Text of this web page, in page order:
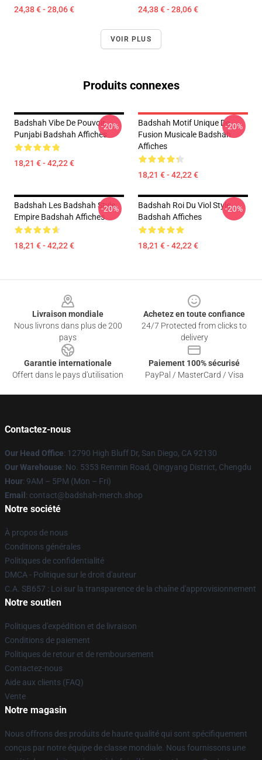
24,38 € - 28,06 € 24,38 € - 28,06 €
VOIR PLUS
Produits connexes
Badshah Vibe De Pouvoir
Punjabi Badshah Affiches
18,21 € - 42,22 €
-20%
Badshah Motif Unique De
Fusion Musicale Badshah
Affiches
18,21 € - 42,22 €
-20%
Badshah Les Badshah Style
Empire Badshah Affiches
18,21 € - 42,22 €
-20%
Badshah Roi Du Viol Style
Badshah Affiches
18,21 € - 42,22 €
-20%
Livraison mondiale
Nous livrons dans plus de 200
pays
Achetez en toute confiance
24/7 Protected from clicks to
delivery
Garantie internationale
Offert dans le pays d'utilisation
Paiement 100% sécurisé
PayPal / MasterCard / Visa
Contactez-nous
Our Head Office: 12790 High Bluff Dr, San Diego, CA 92130
Our Warehouse: No. 5353 Renmin Road, Qingyang District, Chengdu
Hour: 9AM – 5PM (Mon – Fri)
Email : contact@badshah-merch.shop
Notre société
À propos de nous
Conditions générales
Politiques de confidentialité
DMCA - Politique sur le droit d'auteur
C.A. SB657 : Loi sur la transparence de la chaîne d'approvisionnement
Notre soutien
Politiques d'expédition et de livraison
Conditions de paiement
Politiques de retour et de remboursement
Contactez-nous
Aide aux clients (FAQ)
Vente
Notre magasin
Nous offrons des produits de haute qualité qui sont spécifiquement
conçus par notre équipe de classe mondiale. Nous fournissons une